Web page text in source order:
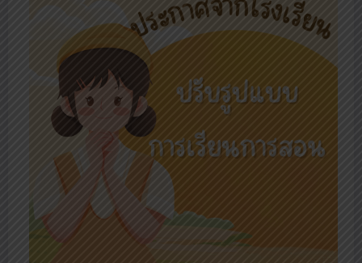
ร.ร.นางรองพิทยาคม เดินหน้าสู่ Zero Waste School
ปลูกจิตสำนึกเยาวชน รักษ์สิ่งแวดล้อม
20 กรกฎาคม 2569 admin